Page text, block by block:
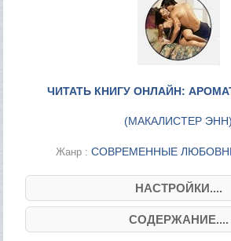
ЧИТАТЬ КНИГУ ОНЛАЙН:
(МАКАЛИСТЕР ЭНН)
Жанр : СОВРЕМЕННЫЕ
НАСТРОЙКИ....
СОДЕРЖАНИЕ....